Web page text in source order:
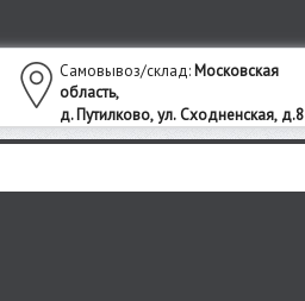
Самовывоз/склад: Московская
область,
д. Путилково,ул. Сходненская, д.8